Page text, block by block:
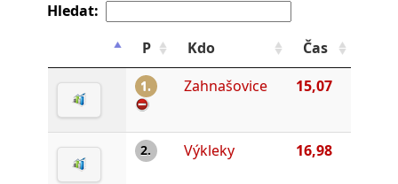
Hledat:
P
Kdo Čas
1. Zahnašovice 15,07
2. Výkleky 16,98